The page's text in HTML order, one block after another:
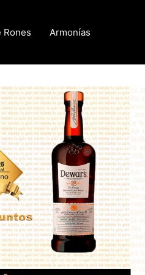
Rones Armonías